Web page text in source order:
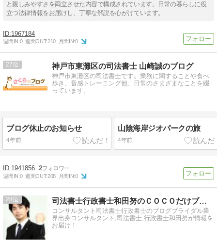
と親しみやすさを両立させた内容で構成されています。日常の暮らしに役
立つ法律情報をお届けし、丁寧な解説を心がけています。
1967184
週間IN:0 週間OUT:210 月間IN:0
27 神戸市東灘区の司法書士 山崎誠のブログ
神戸市東灘区の司法書士です。業務に関することや食べ
歩き、音感トレーニング他、日常のさまざまなことを綴
っています。
ブログ休止のお知らせ
4年前
山陰海岸ジオパークの旅
4年前
1941856 2
週間IN:0 週間OUT:208 月間IN:0
28 司法書士行政書士和田努のＣＯＣＯだけブログ
コンサルタント司法書士行政書士のブログブライダル業
界出身コンサルタント,司法書士,行政書士和田努が情報を
お届け！